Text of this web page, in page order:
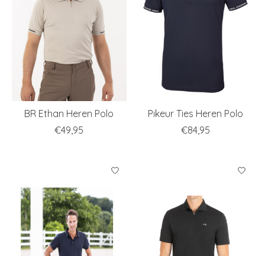
BR Ethan Heren Polo
€49,95
Pikeur Ties Heren Polo
€84,95